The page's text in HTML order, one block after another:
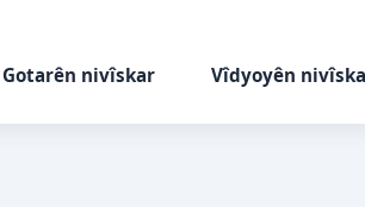
Gotarên nivîskar Vîdyoyên